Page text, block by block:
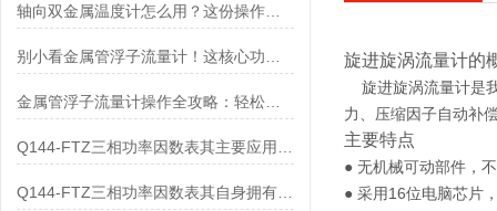
轴向双金属温度计怎么用？这份操作指南，新手也能快速拿捏！
金属管浮子流量计操作全攻略：轻松拿捏，精准掌控每一步！
Q144-FTZ三相功率因数表其自身拥有怎样的功能呢？
旋进旋涡流量计的
旋进旋涡流量计是
力、压缩因子自动补
主要特点
● 无机械可动部件，
● 采用16位电脑芯片